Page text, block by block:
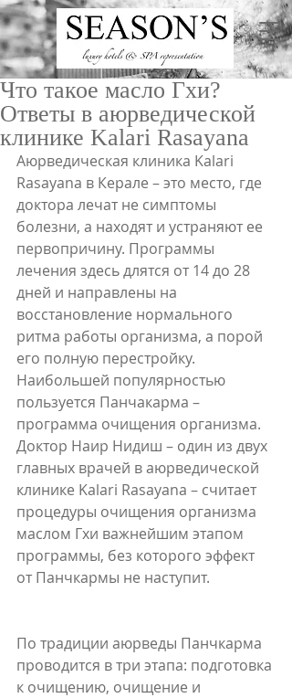
ru/en
Что такое масло Гхи?
Ответы в аюрведической
клинике Kalari Rasayana
Аюрведическая клиника Kalari
Rasayana в Керале – это место, где
доктора лечат не симптомы
болезни, а находят и устраняют ее
первопричину. Программы
лечения здесь длятся от 14 до 28
дней и направлены на
восстановление нормального
ритма работы организма, а порой
его полную перестройку.
Наибольшей популярностью
пользуется Панчакарма –
программа очищения организма.
Доктор Наир Нидиш – один из двух
главных врачей в аюрведической
клинике Kalari Rasayana – считает
процедуры очищения организма
маслом Гхи важнейшим этапом
программы, без которого эффект
от Панчкармы не наступит.
По традиции аюрведы Панчкарма
проводится в три этапа: подготовка
к очищению, очищение и